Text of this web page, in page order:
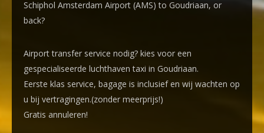
Schiphol Amsterdam Airport (AMS) to Goudriaan, or
back?
Airport transfer service nodig? kies voor een
gespecialiseerde luchthaven taxi in Goudriaan.
Eerste klas service, bagage is inclusief en wij wachten op
u bij vertragingen.(zonder meerprijs!)
Gratis annuleren!